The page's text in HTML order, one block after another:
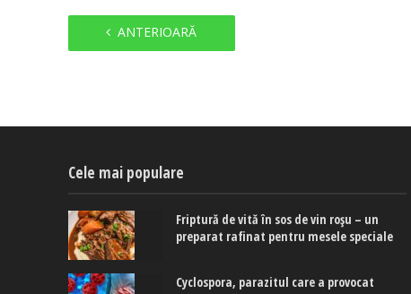
ANTERIOARĂ
Cele mai populare
Friptură de vită în sos de vin roșu – un
preparat rafinat pentru mesele speciale
Cyclospora, parazitul care a provocat